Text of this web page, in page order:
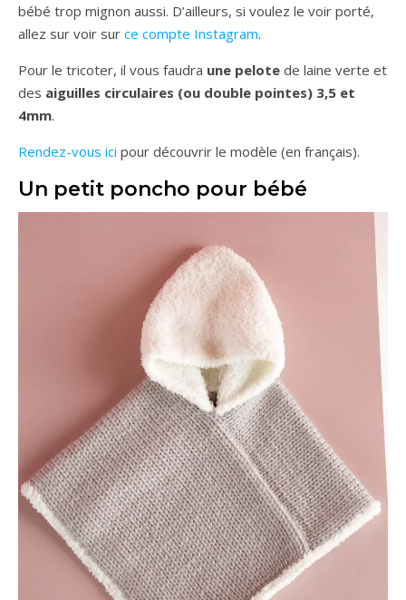
bébé trop mignon aussi. D’ailleurs, si voulez le voir porté,
allez sur voir sur ce compte Instagram.
Pour le tricoter, il vous faudra une pelote de laine verte et
des aiguilles circulaires (ou double pointes) 3,5 et
4mm.
Rendez-vous ici pour découvrir le modèle (en français).
Un petit poncho pour bébé